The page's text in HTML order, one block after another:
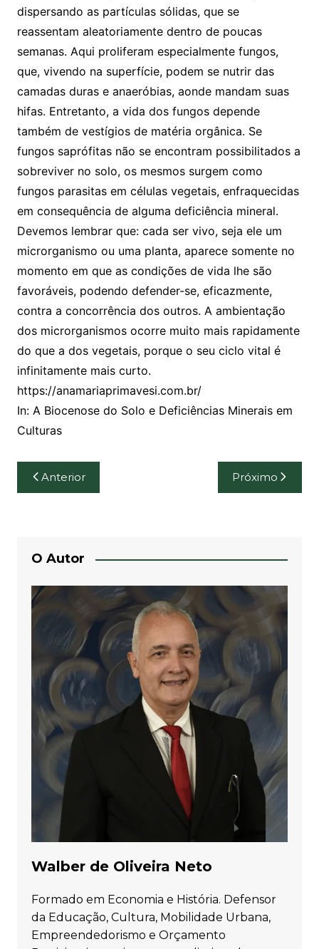
dispersando as partículas sólidas, que se
reassentam aleatoriamente dentro de poucas
semanas. Aqui proliferam especialmente fungos,
que, vivendo na superfície, podem se nutrir das
camadas duras e anaeróbias, aonde mandam suas
hifas. Entretanto, a vida dos fungos depende
também de vestígios de matéria orgânica. Se
fungos saprófitas não se encontram possibilitados a
sobreviver no solo, os mesmos surgem como
fungos parasitas em células vegetais, enfraquecidas
em consequência de alguma deficiência mineral.
Devemos lembrar que: cada ser vivo, seja ele um
microrganismo ou uma planta, aparece somente no
momento em que as condições de vida lhe são
favoráveis, podendo defender-se, eficazmente,
contra a concorrência dos outros. A ambientação
dos microrganismos ocorre muito mais rapidamente
do que a dos vegetais, porque o seu ciclo vital é
infinitamente mais curto.
https://anamariaprimavesi.com.br/
In: A Biocenose do Solo e Deficiências Minerais em
Culturas
Navegação
de
Anterior Próximo
O Autor
Walber de Oliveira Neto
Formado em Economia e História. Defensor
da Educação, Cultura, Mobilidade Urbana,
Empreendedorismo e Orçamento